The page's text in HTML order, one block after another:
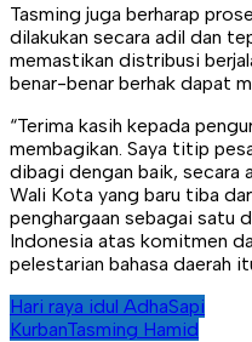
Tasming juga berharap
dilakukan secara adil dan
memastikan distribusi
benar-benar berhak dapat
“Terima kasih kepada
membagikan. Saya titip
dibagi dengan baik, secara
Wali Kota yang baru tiba
penghargaan sebagai satu
Indonesia atas komitmen
pelestarian bahasa daerah
Hari raya idul AdhaSapi
KurbanTasming Hamid